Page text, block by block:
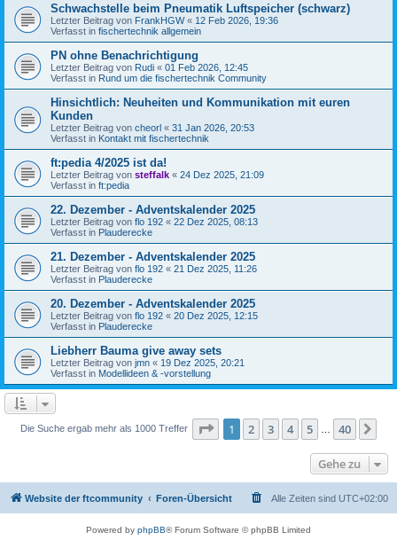
Schwachstelle beim Pneumatik Luftspeicher (schwarz)
Letzter Beitrag von FrankHGW« 12 Feb 2026, 19:36
Verfasst in fischertechnik allgemein
PN ohne Benachrichtigung
Letzter Beitrag von Rudi « 01 Feb 2026, 12:45
Verfasst in Rund um die fischertechnik Community
Hinsichtlich: Neuheiten und Kommunikation mit euren
Kunden
Letzter Beitrag von cheorl « 31 Jan 2026, 20:53
Verfasst in Kontakt mit fischertechnik
ft:pedia 4/2025 ist da!
Letzter Beitrag von steffalk « 24 Dez 2025, 21:09
Verfasst in ft:pedia
22. Dezember - Adventskalender 2025
Letzter Beitrag von flo 192 « 22 Dez 2025, 08:13
Verfasst in Plauderecke
21. Dezember - Adventskalender 2025
Letzter Beitrag von flo 192 « 21 Dez 2025, 11:26
Verfasst in Plauderecke
20. Dezember - Adventskalender 2025
Letzter Beitrag von flo 192 « 20 Dez 2025, 12:15
Verfasst in Plauderecke
Liebherr Bauma give away sets
Letzter Beitrag von jmn « 19 Dez 2025, 20:21
Verfasst in Modellideen & -vorstellung
Die Suche ergab mehr als 1000 Treffer Seite 1von 40
1 2 3 4 5 40
Gehe zu
Website der ftcommunity Foren-Übersicht Alle Zeiten sind UTC+02:00
Powered by phpBB® Forum Software © phpBB Limited